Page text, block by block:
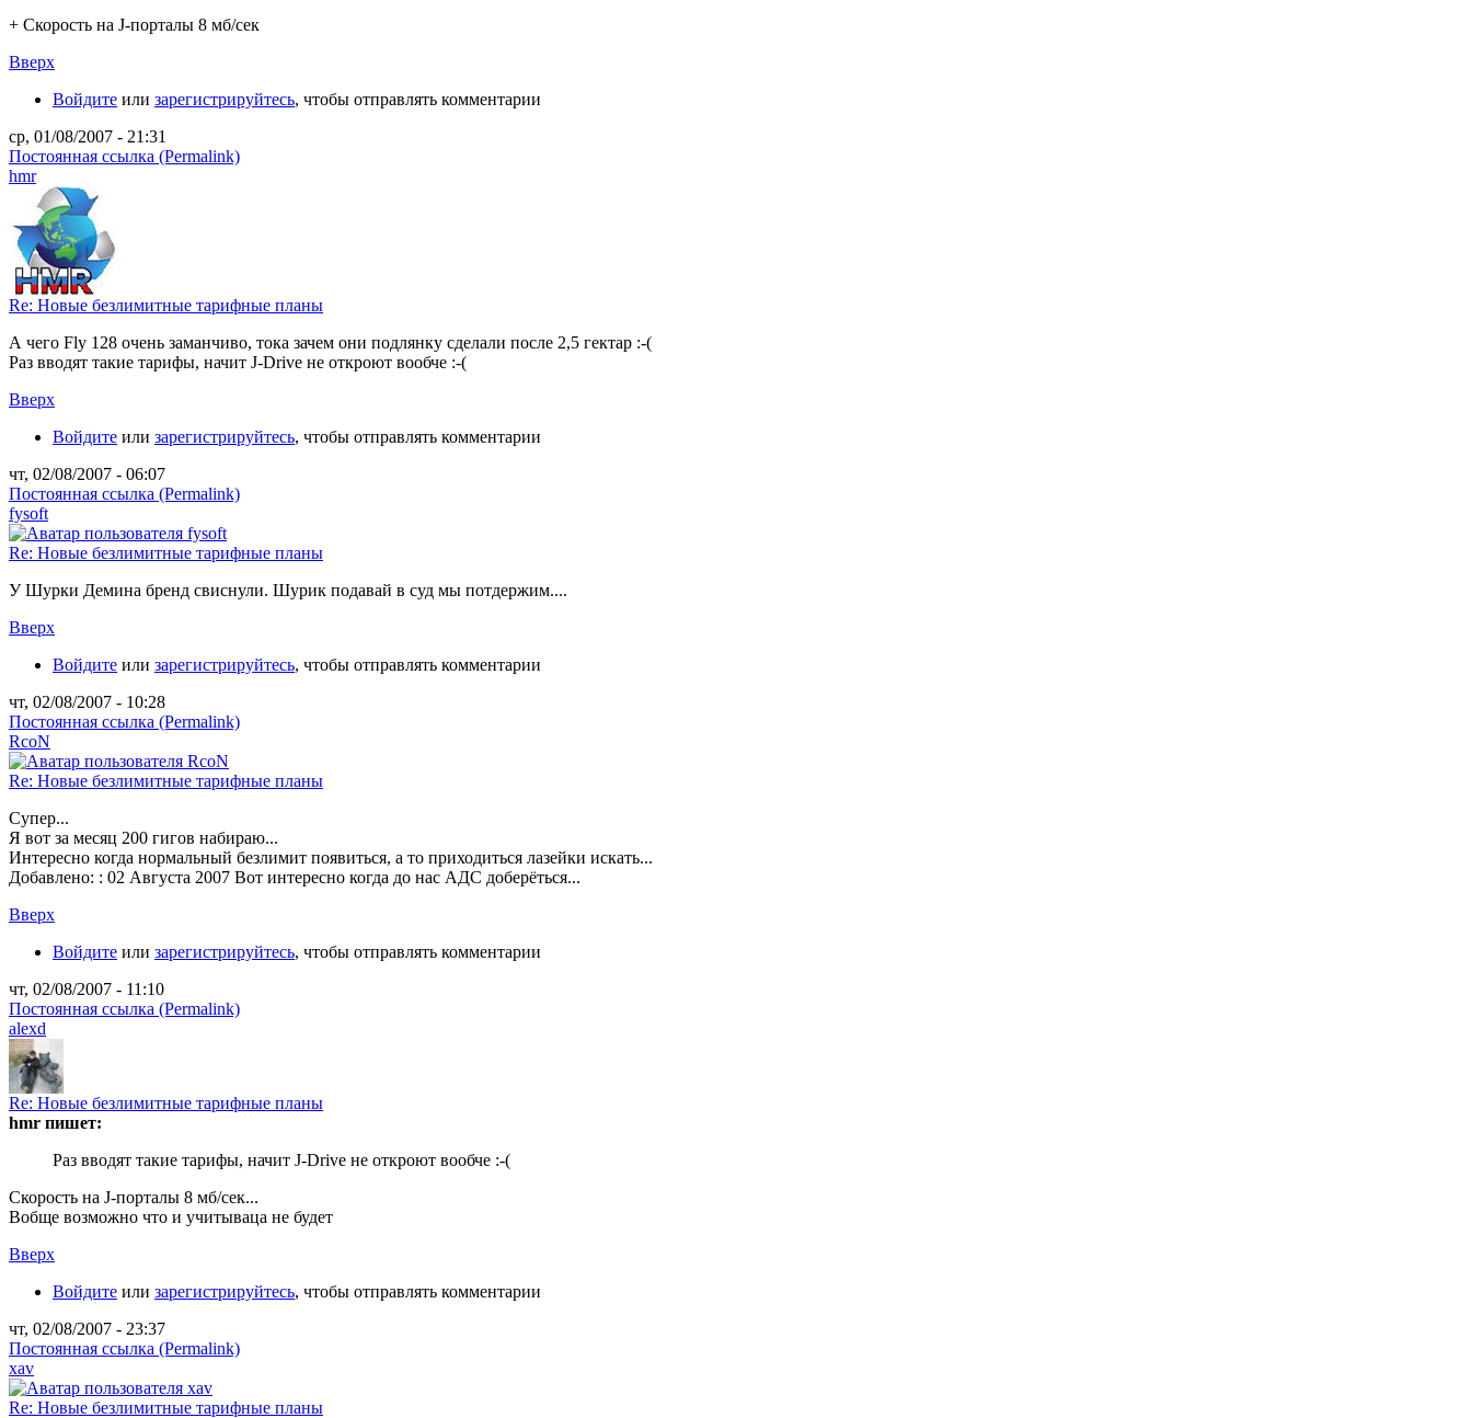
+ Скорость на J-порталы 8 мб/сек
Вверх
Войдите или зарегистрируйтесь, чтобы отправлять комментарии
ср, 01/08/2007 - 21:31
Постоянная ссылка (Permalink)
hmr
Re: Новые безлимитные тарифные планы
А чего Fly 128 очень заманчиво, тока зачем они подлянку сделали после 2,5 гектар :-(
Раз вводят такие тарифы, начит J-Drive не откроют вообче :-(
Вверх
Войдите или зарегистрируйтесь, чтобы отправлять комментарии
чт, 02/08/2007 - 06:07
Постоянная ссылка (Permalink)
fysoft
Re: Новые безлимитные тарифные планы
У Шурки Демина бренд свиснули. Шурик подавай в суд мы потдержим....
Вверх
Войдите или зарегистрируйтесь, чтобы отправлять комментарии
чт, 02/08/2007 - 10:28
Постоянная ссылка (Permalink)
RcoN
Re: Новые безлимитные тарифные планы
Супер...
Я вот за месяц 200 гигов набираю...
Интересно когда нормальный безлимит появиться, а то приходиться лазейки искать...
Добавлено: : 02 Августа 2007 Вот интересно когда до нас АДС доберёться...
Вверх
Войдите или зарегистрируйтесь, чтобы отправлять комментарии
чт, 02/08/2007 - 11:10
Постоянная ссылка (Permalink)
alexd
Re: Новые безлимитные тарифные планы
hmr пишет:
Раз вводят такие тарифы, начит J-Drive не откроют вообче :-(
Скорость на J-порталы 8 мб/сек...
Вобще возможно что и учитываца не будет
Вверх
Войдите или зарегистрируйтесь, чтобы отправлять комментарии
чт, 02/08/2007 - 23:37
Постоянная ссылка (Permalink)
xav
Re: Новые безлимитные тарифные планы